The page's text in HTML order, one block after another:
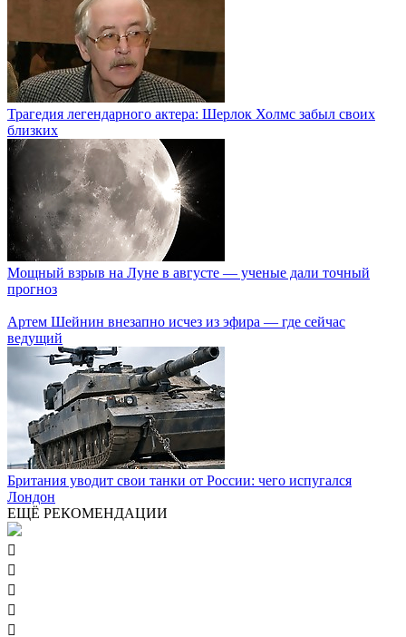
Трагедия легендарного актера: Шерлок Холмс забыл своих
близких
Мощный взрыв на Луне в августе — ученые дали точный
прогноз
Артем Шейнин внезапно исчез из эфира — где сейчас
ведущий
Британия уводит свои танки от России: чего испугался
Лондон
ЕЩЁ РЕКОМЕНДАЦИИ




